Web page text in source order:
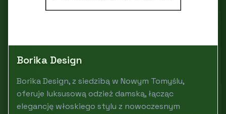
Borika Design
Borika Design, z siedzibą w Nowym Tomyślu,
oferuje luksusową odzież damską, łącząc
elegancję włoskiego stylu z nowoczesnym